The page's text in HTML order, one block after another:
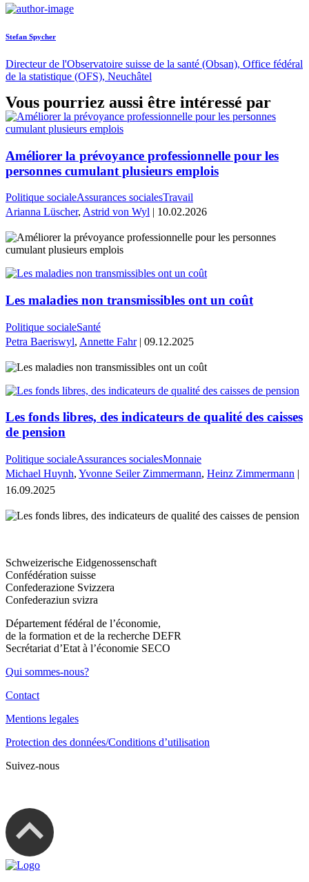
Stefan Spycher
Directeur de l'Observatoire suisse de la santé (Obsan), Office fédéral
de la statistique (OFS), Neuchâtel
Vous pourriez aussi être intéressé par
Améliorer la prévoyance professionnelle pour les
personnes cumulant plusieurs emplois
Politique socialeAssurances socialesTravail
Arianna Lüscher, Astrid von Wyl | 10.02.2026
Les maladies non transmissibles ont un coût
Politique socialeSanté
Petra Baeriswyl, Annette Fahr| 09.12.2025
Les fonds libres, des indicateurs de qualité des caisses
de pension
Politique socialeAssurances socialesMonnaie
Michael Huynh, Yvonne Seiler Zimmermann, Heinz Zimmermann |
16.09.2025
Schweizerische Eidgenossenschaft
Confédération suisse
Confederazione Svizzera
Confederaziun svizra
Département fédéral de l’économie,
de la formation et de la recherche DEFR
Secrétariat d’Etat à l’économie SECO
Qui sommes-nous?
Contact
Mentions legales
Protection des données/Conditions d’utilisation
Suivez-nous